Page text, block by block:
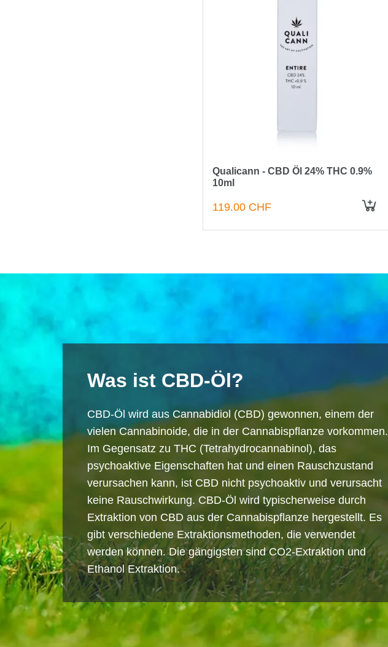
Qualicann - CBD Öl 24% THC 0.9%
10ml
119.00 CHF
Was ist CBD-Öl?
CBD-Öl wird aus Cannabidiol (CBD) gewonnen, einem der
vielen Cannabinoide, die in der Cannabispflanze vorkommen.
Im Gegensatz zu THC (Tetrahydrocannabinol), das
psychoaktive Eigenschaften hat und einen Rauschzustand
verursachen kann, ist CBD nicht psychoaktiv und verursacht
keine Rauschwirkung. CBD-Öl wird typischerweise durch
Extraktion von CBD aus der Cannabispflanze hergestellt. Es
gibt verschiedene Extraktionsmethoden, die verwendet
werden können. Die gängigsten sind CO2-Extraktion und
Ethanol Extraktion.